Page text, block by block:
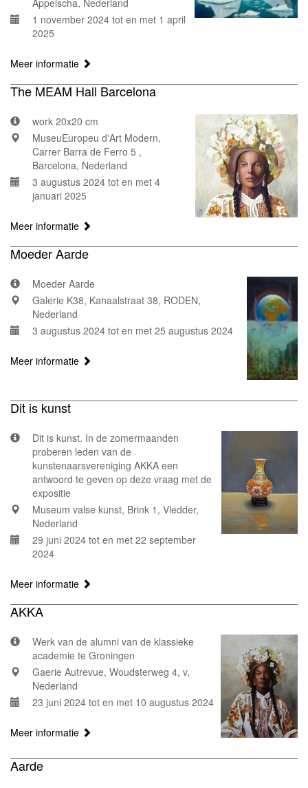
Appelscha, Nederland
1 november 2024 tot en met 1 april
2025
Meer informatie
The MEAM Hall Barcelona
work 20x20 cm
MuseuEuropeu d'Art Modern,
Carrer Barra de Ferro 5 ,
Barcelona, Nederland
3 augustus 2024 tot en met 4
januari 2025
Meer informatie
Moeder Aarde
Moeder Aarde
Galerie K38, Kanaalstraat 38, RODEN,
Nederland
3 augustus 2024 tot en met 25 augustus 2024
Meer informatie
Dit is kunst
Dit is kunst. In de zomermaanden
proberen leden van de
kunstenaarsvereniging AKKA een
antwoord te geven op deze vraag met de
expositie
Museum valse kunst, Brink 1, Vledder,
Nederland
29 juni 2024 tot en met 22 september
2024
Meer informatie
AKKA
Werk van de alumni van de klassieke
academie te Groningen
Gaerie Autrevue, Woudsterweg 4, v,
Nederland
23 juni 2024 tot en met 10 augustus 2024
Meer informatie
Aarde